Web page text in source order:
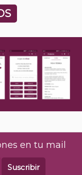
en tu mail
Suscribir